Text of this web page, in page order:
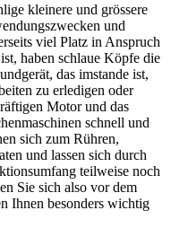
kleinere und grössere
und
viel Platz in Anspruch
haben schlaue Köpfe die
das imstande ist,
zu erledigen oder
Motor und das
schnell und
sich zum Rühren,
und lassen sich durch
teilweise noch
Sie sich also vor dem
Ihnen besonders wichtig